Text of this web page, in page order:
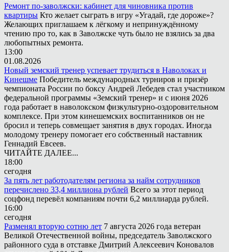
Ремонт по-заволжски: кабинет для чиновника против
квартиры Кто желает сыграть в игру «Угадай, где дороже»?
Желающих приглашаем к лёгкому и непринуждённому
чтению про то, как в Заволжске чуть было не взялись за два
любопытных ремонта.
13:00
01.08.2026
Новый земский тренер успевает трудиться в Наволоках и
Кинешме Победитель международных турниров и призёр
чемпионата России по боксу Андрей Лебедев стал участником
федеральной программы «Земский тренер» и с июня 2026
года работает в наволокском физкультурно-оздоровительном
комплексе. При этом кинешемских воспитанников он не
бросил и теперь совмещает занятия в двух городах. Иногда
молодому тренеру помогает его собственный наставник
Геннадий Евсеев.
ЧИТАЙТЕ ДАЛЕЕ...
18:00
сегодня
За пять лет работодателям региона за найм сотрудников
перечислено 33,4 миллиона рублей Всего за этот период
соцфонд перевёл компаниям почти 6,2 миллиарда рублей.
16:00
сегодня
Разменял вторую сотню лет 7 августа 2026 года ветеран
Великой Отечественной войны, председатель Заволжского
районного суда в отставке Дмитрий Алексеевич Коновалов